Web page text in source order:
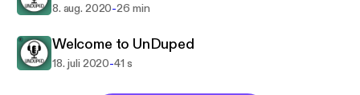
8. aug. 2020-26 min
Welcome to UnDuped
18. juli 2020-41 s